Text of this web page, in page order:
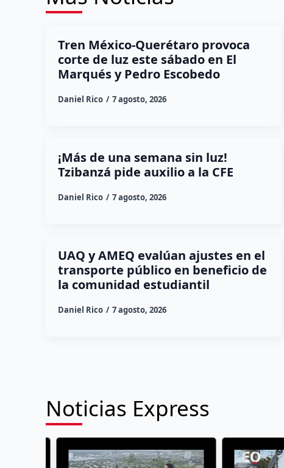
Tren México-Querétaro provoca
corte de luz este sábado en El
Marqués y Pedro Escobedo
Daniel Rico 7 agosto, 2026
¡Más de una semana sin luz!
Tzibanzá pide auxilio a la CFE
Daniel Rico 7 agosto, 2026
UAQ y AMEQ evalúan ajustes en el
transporte público en beneficio de
la comunidad estudiantil
Daniel Rico 7 agosto, 2026
Noticias Express